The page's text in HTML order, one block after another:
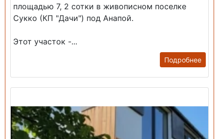
площадью 7, 2 сотки в живописном поселке
Сукко (КП "Дачи") под Анапой.
Этот участок -...
Подробнее